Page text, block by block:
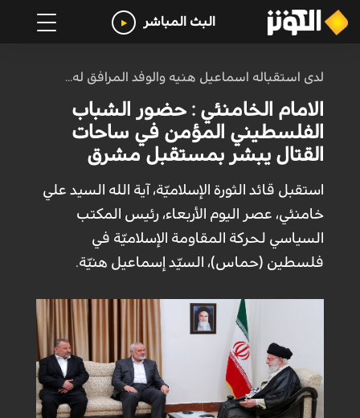
البث المباشر
لدى استقباله اسماعيل هنيه والوفد المرافق له...
الامام الخامنئي : حضور الشباب
الفلسطيني المؤمن في ساحات
القتال يبشر بمستقبل مشرق
استقبل قائد الثورة الإسلاميّة، آية الله السيد علي
خامنئي، عصر اليوم الأربعاء، رئيس المكتب
السياسي لحركة المقاومة الإسلاميّة في
فلسطين (حماس)، السيّد إسماعيل هنيّة.